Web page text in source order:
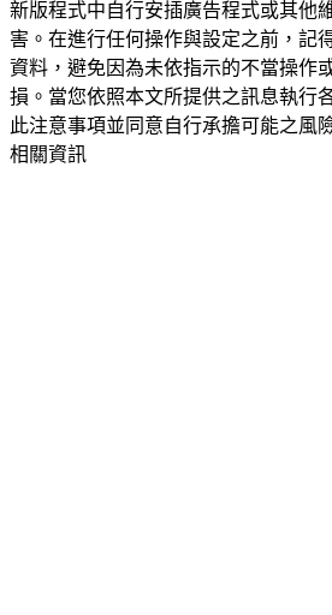
新版程式中自行安插廣告程式或其他
害。在進行任何操作與設定之前，記
資料，避免因為未依指示的不當操作
損。當您依照本文所提供之訊息執行
此注意事項並同意自行承擔可能之風
相關資訊